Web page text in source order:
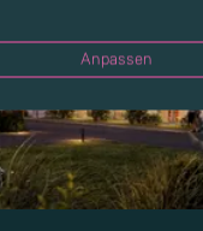
Anpassen